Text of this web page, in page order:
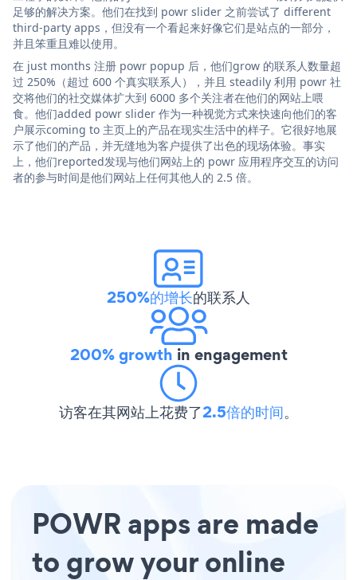
足够的解决方案。他们在找到 powr slider 之前尝试了 different
third-party apps，但没有一个看起来好像它们是站点的一部分，
并且笨重且难以使用。
在 just months 注册 powr popup 后，他们grow 的联系人数量超
过 250%（超过 600 个真实联系人），并且 steadily 利用 powr 社
交将他们的社交媒体扩大到 6000 多个关注者在他们的网站上喂
食。他们added powr slider 作为一种视觉方式来快速向他们的客
户展示coming to 主页上的产品在现实生活中的样子。它很好地展
示了他们的产品，并无缝地为客户提供了出色的现场体验。事实
上，他们reported发现与他们网站上的 powr 应用程序交互的访问
者的参与时间是他们网站上任何其他人的 2.5 倍。
250%的增长的联系人
200% growth in engagement
访客在其网站上花费了2.5倍的时间。
POWR apps are made
to grow your online